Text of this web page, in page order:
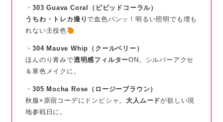
・ 303 Guava Coral（ビビッドコーラル）
うちわ・トレカ撮りで血色バンッ！明るい照明でも埋も
れない主役色
・ 304 Mauve Whip（クールベリー）
ほんのり青みで透明感フィルターON。シルバーアクセ
＆寒色メイクに。
・ 305 Mocha Rose（ロージーブラウン）
秋服×原宿コーデにドンピシャ。大人ムードが欲しい現
地参戦日に。